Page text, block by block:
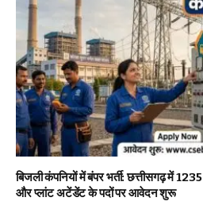
बिजली कंपनियों में बंपर भर्ती: छत्तीसगढ़ में
और प्लांट अटेंडेंट के पदों पर आवेदन शुरू